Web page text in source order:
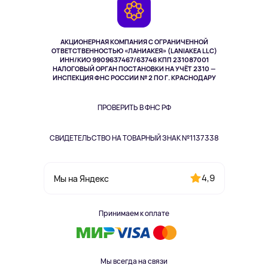
АКЦИОНЕРНАЯ КОМПАНИЯ С ОГРАНИЧЕННОЙ
ОТВЕТСТВЕННОСТЬЮ «ЛАНИАКЕЯ» (LANIAKEA LLC)
ИНН/КИО 9909637467/63746 КПП 231087001
НАЛОГОВЫЙ ОРГАН ПОСТАНОВКИ НА УЧЁТ 2310 —
ИНСПЕКЦИЯ ФНС РОССИИ № 2 ПО Г. КРАСНОДАРУ
ПРОВЕРИТЬ В ФНС РФ
СВИДЕТЕЛЬСТВО НА ТОВАРНЫЙ ЗНАК №1137338
Мы на Яндекс 4,9
Принимаем к оплате
Мы всегда на связи
Здоровье питомцев
Одежда и аксессуары